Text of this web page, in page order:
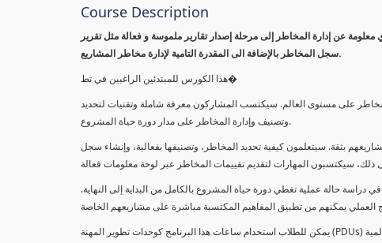
Course Description
أي معلومة عن إدارة المخاطر إلى مرحلة إصدار تقارير ملموسة و فعالة مثل تقرير
سجل المخاطر بالإضافة الى المقدرة التامية لإدارة مخاطر المشاريع.
هذا الكورس للمبتدئين الراغبين في تط�
المخاطر على مستوى العالم. سيكتسب المشاركون معرفة شاملة وتقنيات لتحديد
وتصنيف وإدارة المخاطر على مدار دورة حياة المشروع.
بثقة. سيتعلمون كيفية تحديد المخاطر، وتصنيفها بفعالية، وإنشاء سجل
حالة عملية تغطي دورة حياة المشروع بالكامل من البداية إلى النهاية.